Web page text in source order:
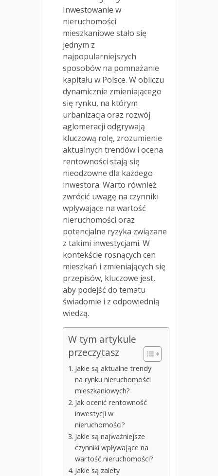
Inwestowanie w
nieruchomości
mieszkaniowe stało się
jednym z
najpopularniejszych
sposobów na pomnażanie
kapitału w Polsce. W obliczu
dynamicznie zmieniającego
się rynku, na którym
urbanizacja oraz rozwój
aglomeracji odgrywają
kluczową rolę, zrozumienie
aktualnych trendów i ocena
rentowności stają się
nieodzowne dla każdego
inwestora. Warto również
zwrócić uwagę na czynniki
wpływające na wartość
nieruchomości oraz
potencjalne ryzyka związane
z takimi inwestycjami. W
kontekście rosnących cen
mieszkań i zmieniających się
przepisów, kluczowe jest,
aby podejść do tematu
świadomie i z odpowiednią
wiedzą.
W tym artykule
przeczytasz
Jakie są aktualne trendy
na rynku nieruchomości
mieszkaniowych?
Jak ocenić rentowność
inwestycji w
nieruchomości?
Jakie są najważniejsze
czynniki wpływające na
wartość nieruchomości?
Jakie są zalety